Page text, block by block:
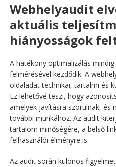
Webhelyaudit
aktuális
hiányosságok
A hatékony optimalizálás
felmérésével kezdődik. A
oldaladat technikai, tartalmi és
Ez lehetővé teszi, hogy
amelyek javításra szorulnak, és
további munkához. Az audit
tartalom minőségére, a belső
felhasználói élményre is.
Az audit során különös